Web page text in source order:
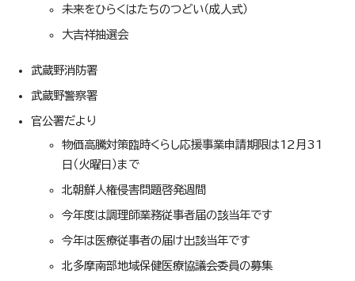
未来をひらくはたちのつどい（成人式）
大吉祥抽選会
武蔵野消防署
武蔵野警察署
官公署だより
物価高騰対策臨時くらし応援事業申請期限は12月31
日（火曜日）まで
北朝鮮人権侵害問題啓発週間
今年度は調理師業務従事者届の該当年です
今年は医療従事者の届け出該当年です
北多摩南部地域保健医療協議会委員の募集